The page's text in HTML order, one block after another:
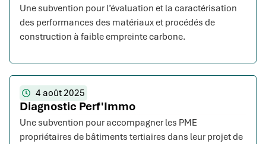
Une subvention pour l’évaluation et la caractérisation
des performances des matériaux et procédés de
construction à faible empreinte carbone.
4 août 2025
Diagnostic Perf'Immo
Une subvention pour accompagner les PME
propriétaires de bâtiments tertiaires dans leur projet de